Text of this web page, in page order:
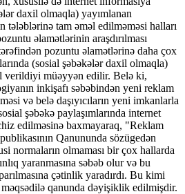
daxil olmaqla) yayımlanan
tam əməl edilməməsi halları
əlamətlərinin araşdırılması
pozuntu əlamətlərinə daha çox
(sosial şəbəkələr daxil olmaqla)
verildiyi müəyyən edilir. Belə ki,
inkişafı səbəbindən yeni reklam
və belə daşıyıcıların yeni imkanlarla
şəbəkə paylaşımlarında internet
edilməsinə baxmayaraq, "Reklam
Qanununda sözügedən
normaların olmaması bir çox hallarda
yaranmasına səbəb olur və bu
çətinlik yaradırdı. Bu kimi
məqsədilə qanunda dəyişiklik edilmişdir.